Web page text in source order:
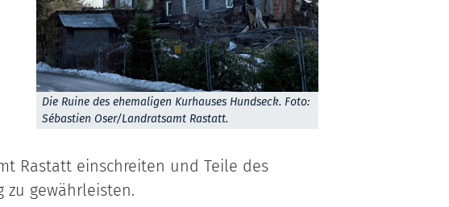
Die Ruine des ehemaligen Kurhauses Hundseck. Foto:
Sébastien Oser/Landratsamt Rastatt.
Rastatt einschreiten und Teile des
zu gewährleisten.